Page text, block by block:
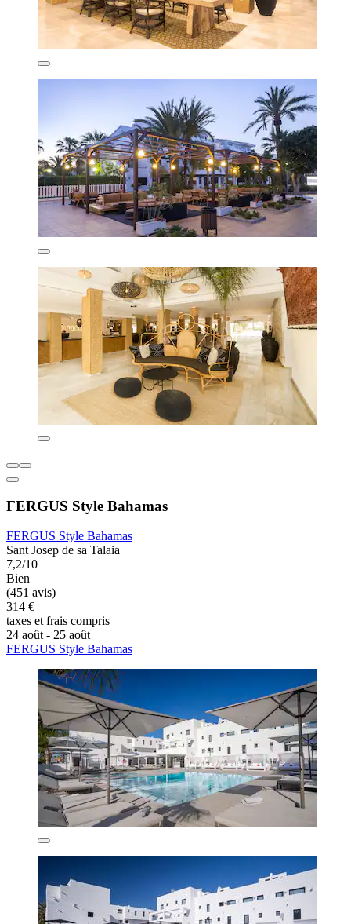
FERGUS Style Bahamas
FERGUS Style Bahamas
Sant Josep de sa Talaia
7,2/10
Bien
(451 avis)
314 €
taxes et frais compris
24 août - 25 août
FERGUS Style Bahamas